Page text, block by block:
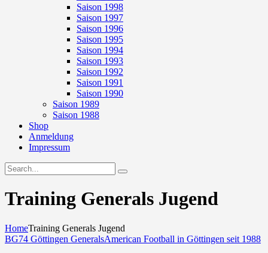
Saison 1998
Saison 1997
Saison 1996
Saison 1995
Saison 1994
Saison 1993
Saison 1992
Saison 1991
Saison 1990
Saison 1989
Saison 1988
Shop
Anmeldung
Impressum
Training Generals Jugend
HomeTraining Generals Jugend
BG74 Göttingen GeneralsAmerican Football in Göttingen seit 1988